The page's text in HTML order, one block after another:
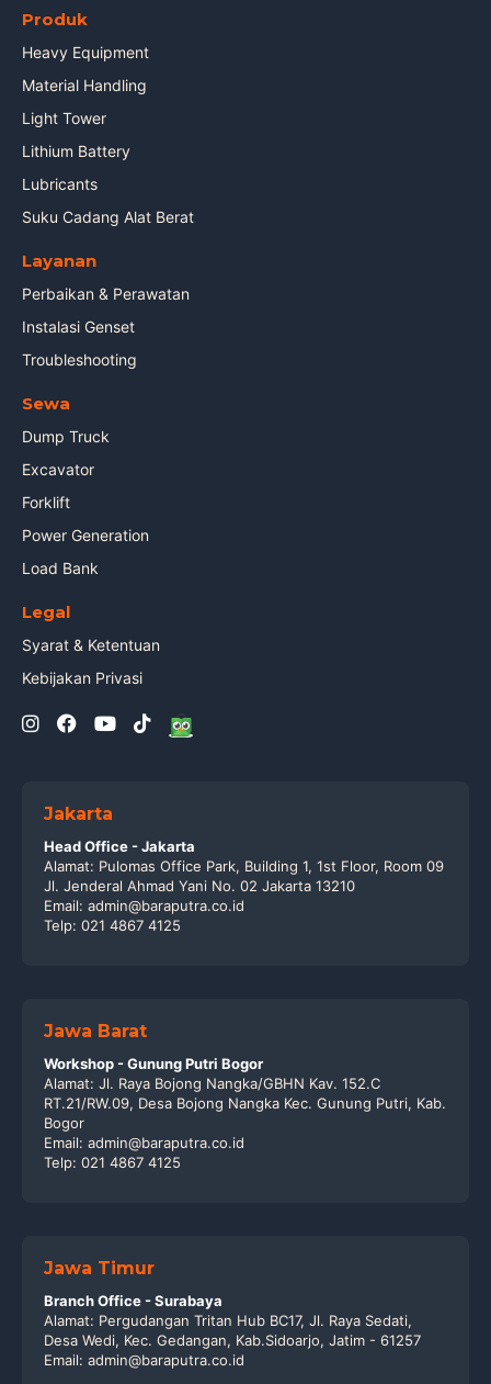
Produk
Heavy Equipment
Material Handling
Light Tower
Lithium Battery
Lubricants
Suku Cadang Alat Berat
Layanan
Perbaikan & Perawatan
Instalasi Genset
Troubleshooting
Sewa
Dump Truck
Excavator
Forklift
Power Generation
Load Bank
Legal
Syarat & Ketentuan
Kebijakan Privasi
Jakarta
Head Office - Jakarta
Alamat: Pulomas Office Park, Building 1, 1st Floor, Room 09
Jl. Jenderal Ahmad Yani No. 02 Jakarta 13210
Email: admin@baraputra.co.id
Telp: 021 4867 4125
Jawa Barat
Workshop - Gunung Putri Bogor
Alamat: Jl. Raya Bojong Nangka/GBHN Kav. 152.C
RT.21/RW.09, Desa Bojong Nangka Kec. Gunung Putri, Kab.
Bogor
Email: admin@baraputra.co.id
Telp: 021 4867 4125
Jawa Timur
Branch Office - Surabaya
Alamat: Pergudangan Tritan Hub BC17, Jl. Raya Sedati,
Desa Wedi, Kec. Gedangan, Kab.Sidoarjo, Jatim - 61257
Email: admin@baraputra.co.id